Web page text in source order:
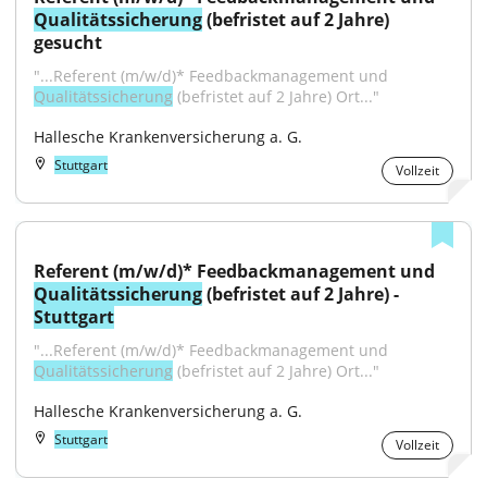
Qualitätssicherung (befristet auf 2 Jahre)
gesucht
Qualitätssicherung (befristet auf 2 Jahre) Ort..."
Hallesche Krankenversicherung a. G.
Stuttgart Vollzeit
Qualitätssicherung
Stuttgart
Qualitätssicherung (befristet auf 2 Jahre) Ort..."
Hallesche Krankenversicherung a. G.
Stuttgart Vollzeit